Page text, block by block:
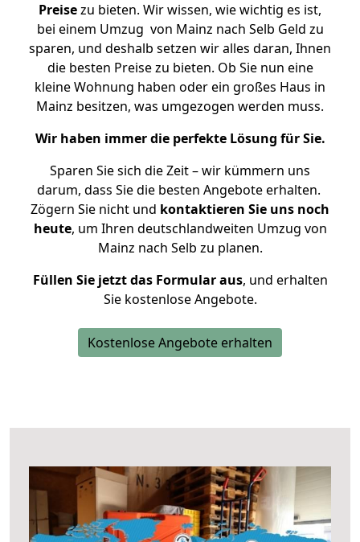
Preisezu bieten. Wir wissen, wie wichtig es ist,
bei einem Umzug von Mainz nach Selb Geld zu
sparen, und deshalb setzen wir alles daran, Ihnen
die besten Preise zu bieten. Ob Sie nun eine
kleine Wohnung haben oder ein großes Haus in
Mainz besitzen, was umgezogen werden muss.
Wir haben immer die perfekte Lösung für Sie.
Sparen Sie sich die Zeit – wir kümmern uns
darum, dass Sie die besten Angebote erhalten.
Zögern Sie nicht und kontaktieren Sie uns noch
heute, um Ihren deutschlandweiten Umzug von
Mainz nach Selb zu planen.
Füllen Sie jetzt das Formular aus, und erhalten
Sie kostenlose Angebote.
Kostenlose Angebote erhalten